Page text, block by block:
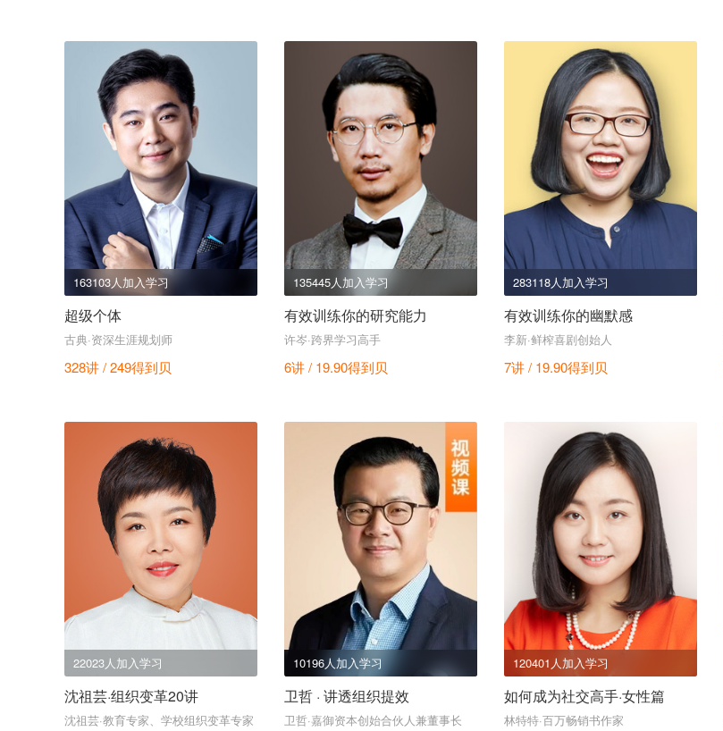
163103人加入学习
超级个体
古典·资深生涯规划师
328讲 / 249得到贝
135445人加入学习
有效训练你的研究能力
许岑·跨界学习高手
6讲 / 19.90得到贝
283118人加入学习
有效训练你的幽默感
李新·鲜榨喜剧创始人
7讲 / 19.90得到贝
22023人加入学习
沈祖芸·组织变革20讲
沈祖芸·教育专家、学校组织变革专家
10196人加入学习
卫哲 · 讲透组织提效
卫哲·嘉御资本创始合伙人兼董事长
120401人加入学习
如何成为社交高手·女性篇
林特特·百万畅销书作家